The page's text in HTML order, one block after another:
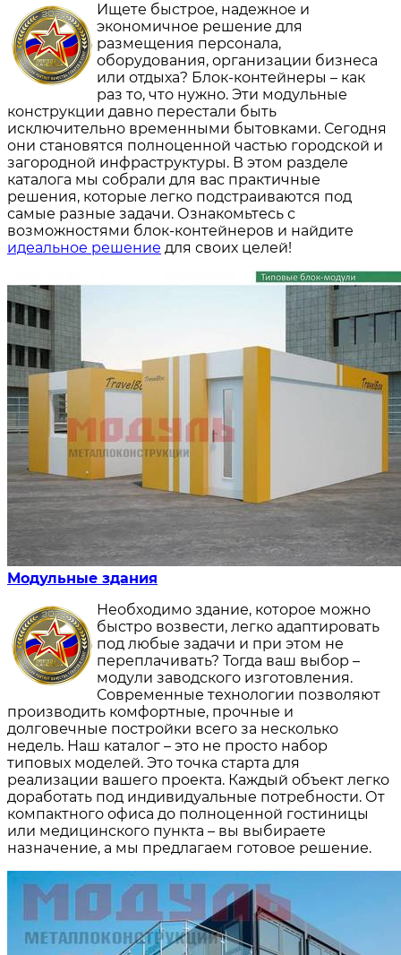
Ищете быстрое, надежное и
экономичное решение для
размещения персонала,
оборудования, организации бизнеса
или отдыха? Блок-контейнеры – как
раз то, что нужно. Эти модульные
конструкции давно перестали быть
исключительно временными бытовками. Сегодня
они становятся полноценной частью городской и
загородной инфраструктуры. В этом разделе
каталога мы собрали для вас практичные
решения, которые легко подстраиваются под
самые разные задачи. Ознакомьтесь с
возможностями блок-контейнеров и найдите
идеальное решение для своих целей!
Модульные здания
Необходимо здание, которое можно
быстро возвести, легко адаптировать
под любые задачи и при этом не
переплачивать? Тогда ваш выбор –
модули заводского изготовления.
Современные технологии позволяют
производить комфортные, прочные и
долговечные постройки всего за несколько
недель. Наш каталог – это не просто набор
типовых моделей. Это точка старта для
реализации вашего проекта. Каждый объект легко
доработать под индивидуальные потребности. От
компактного офиса до полноценной гостиницы
или медицинского пункта – вы выбираете
назначение, а мы предлагаем готовое решение.